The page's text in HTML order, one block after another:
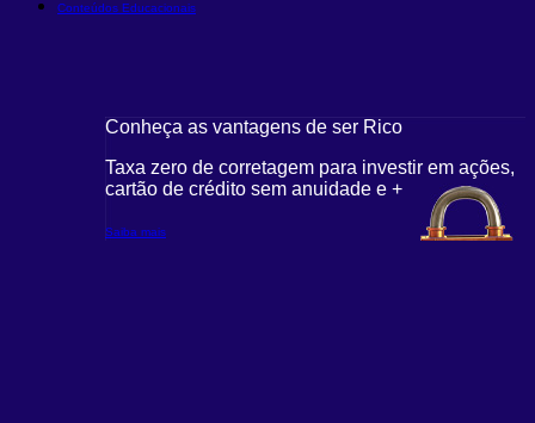
Conteúdos Educacionais
Conheça as vantagens de ser Rico
Taxa zero de corretagem para investir em ações,
cartão de crédito sem anuidade e +
Saiba mais